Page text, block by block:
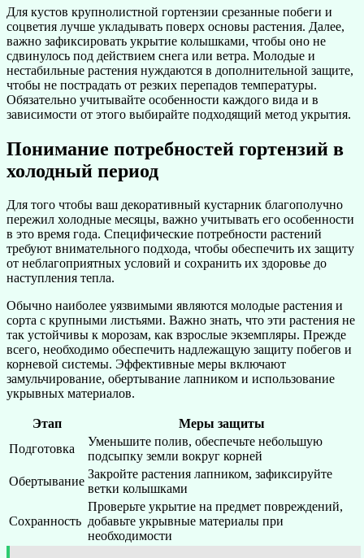
Для кустов крупнолистной гортензии срезанные побеги и
соцветия лучше укладывать поверх основы растения. Далее,
важно зафиксировать укрытие колышками, чтобы оно не
сдвинулось под действием снега или ветра. Молодые и
нестабильные растения нуждаются в дополнительной защите,
чтобы не пострадать от резких перепадов температуры.
Обязательно учитывайте особенности каждого вида и в
зависимости от этого выбирайте подходящий метод укрытия.
Понимание потребностей гортензий в
холодный период
Для того чтобы ваш декоративный кустарник благополучно
пережил холодные месяцы, важно учитывать его особенности
в это время года. Специфические потребности растений
требуют внимательного подхода, чтобы обеспечить их защиту
от неблагоприятных условий и сохранить их здоровье до
наступления тепла.
Обычно наиболее уязвимыми являются молодые растения и
сорта с крупными листьями. Важно знать, что эти растения не
так устойчивы к морозам, как взрослые экземпляры. Прежде
всего, необходимо обеспечить надлежащую защиту побегов и
корневой системы. Эффективные меры включают
замульчирование, обертывание лапником и использование
укрывных материалов.
Этап
Меры защиты
Подготовка
Уменьшите полив, обеспечьте небольшую
подсыпку земли вокруг корней
Обертывание
Закройте растения лапником, зафиксируйте
ветки колышками
Сохранность
Проверьте укрытие на предмет повреждений,
добавьте укрывные материалы при
необходимости